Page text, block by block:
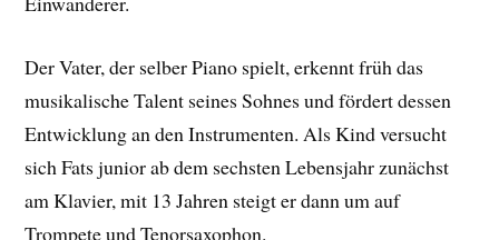
Der Vater, der selber Piano spielt, erkennt früh das
musikalische Talent seines Sohnes und fördert dessen
Entwicklung an den Instrumenten. Als Kind versucht
sich Fats junior ab dem sechsten Lebensjahr zunächst
am Klavier, mit 13 Jahren steigt er dann um auf
Trompete und Tenorsaxophon.